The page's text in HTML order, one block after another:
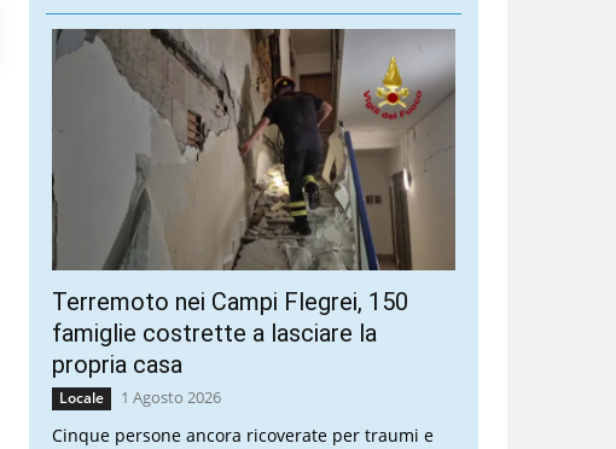
Terremoto nei Campi Flegrei, 150
famiglie costrette a lasciare la
propria casa
Locale 1 Agosto 2026
Cinque persone ancora ricoverate per traumi e